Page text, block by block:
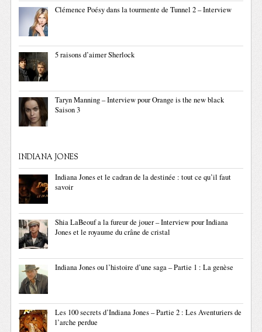
Clémence Poésy dans la tourmente de Tunnel 2 – Interview
5 raisons d’aimer Sherlock
Taryn Manning – Interview pour Orange is the new black
Saison 3
INDIANA JONES
Indiana Jones et le cadran de la destinée : tout ce qu’il faut
savoir
Shia LaBeouf a la fureur de jouer – Interview pour Indiana
Jones et le royaume du crâne de cristal
Indiana Jones ou l’histoire d’une saga – Partie 1 : La genèse
Les 100 secrets d’Indiana Jones – Partie 2 : Les Aventuriers de
l’arche perdue